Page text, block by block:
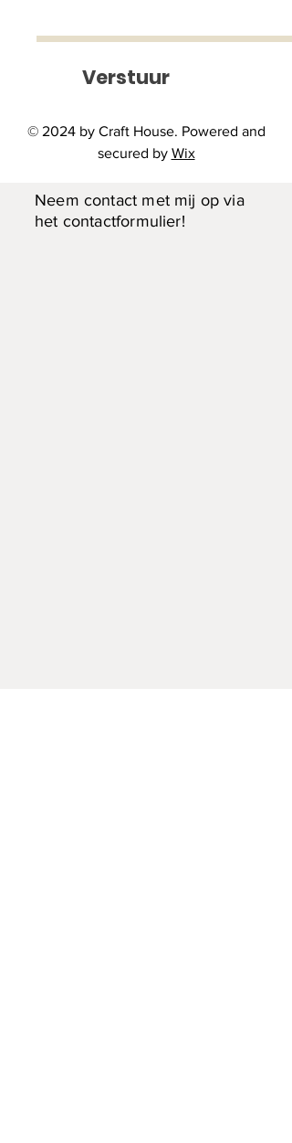
€ 200,00Prijs
Stevige stier - 33cm lang en 25cm
Interesse?
Neem contact met mij op via
het contactformulier!
Verstuur
© 2024 by Craft House. Powered and
secured by Wix